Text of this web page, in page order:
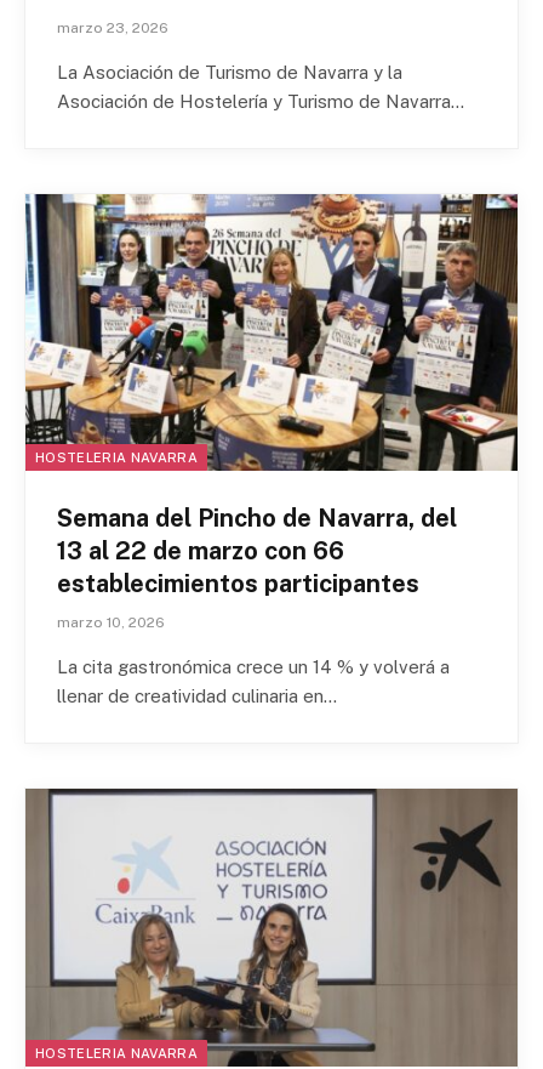
marzo 23, 2026
La Asociación de Turismo de Navarra y la
Asociación de Hostelería y Turismo de Navarra…
HOSTELERIA NAVARRA
Semana del Pincho de Navarra, del
13 al 22 de marzo con 66
establecimientos participantes
marzo 10, 2026
La cita gastronómica crece un 14 % y volverá a
llenar de creatividad culinaria en…
HOSTELERIA NAVARRA